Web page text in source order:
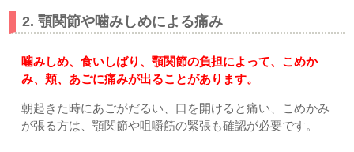
2. 顎関節や噛みしめによる痛み
噛みしめ、食いしばり、顎関節の負担によって、こめか
み、頬、あごに痛みが出ることがあります。
朝起きた時にあごがだるい、口を開けると痛い、こめかみ
が張る方は、顎関節や咀嚼筋の緊張も確認が必要です。